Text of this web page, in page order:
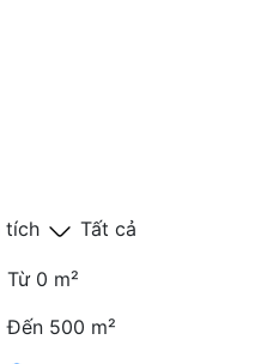
tích Tất cả
Từ 0 m²
Đến 500 m²